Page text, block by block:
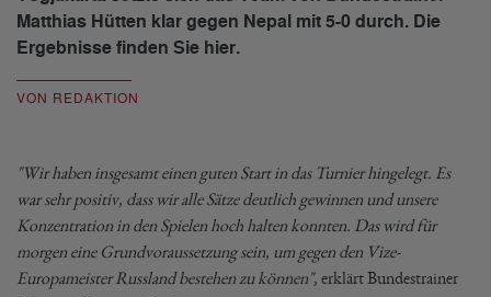
Matthias Hütten klar gegen Nepal mit 5-0 durch. Die
Ergebnisse finden Sie hier.
VON REDAKTION
"Wir haben insgesamt einen guten Start in das Turnier hingelegt. Es
war sehr positiv, dass wir alle Sätze deutlich gewinnen und unsere
Konzentration in den Spielen hoch halten konnten. Das wird für
morgen eine Grundvoraussetzung sein, um gegen den Vize-
Europameister Russland bestehen zu können", erklärt Bundestrainer